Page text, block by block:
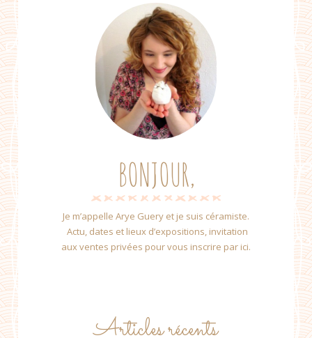
BONJOUR,
Je m’appelle Arye Guery et je suis céramiste.
Actu, dates et lieux d’expositions, invitation
aux ventes privées pour vous inscrire par ici.
Articles récents